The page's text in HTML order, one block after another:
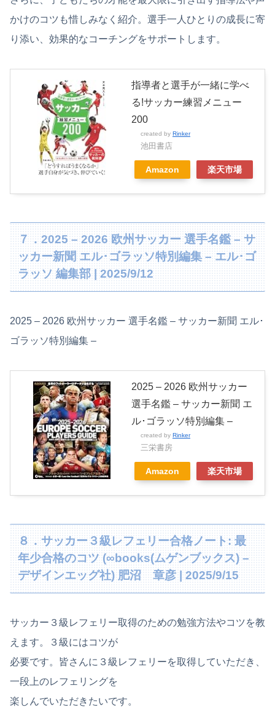
かけのコツも惜しみなく紹介。選手一人ひとりの成長に寄
り添い、効果的なコーチングをサポートします。
指導者と選手が一緒に学べ
る!サッカー練習メニュー
200
created by Rinker
池田書店
Amazon 楽天市場
７．2025 – 2026 欧州サッカー 選手名鑑 – サ
ッカー新聞 エル･ゴラッソ特別編集 – エル･ゴ
ラッソ 編集部 | 2025/9/12
2025 – 2026 欧州サッカー 選手名鑑 – サッカー新聞 エル･
ゴラッソ特別編集 –
2025 – 2026 欧州サッカー
選手名鑑 – サッカー新聞 エ
ル･ゴラッソ特別編集 –
created by Rinker
三栄書房
Amazon 楽天市場
８．サッカー３級レフェリー合格ノート: 最
年少合格のコツ (∞books(ムゲンブックス) –
デザインエッグ社) 肥沼 章彦 | 2025/9/15
サッカー３級レフェリー取得のための勉強方法やコツを教
えます。３級にはコツが
必要です。皆さんに３級レフェリーを取得していただき、
一段上のレフェリングを
楽しんでいただきたいです。